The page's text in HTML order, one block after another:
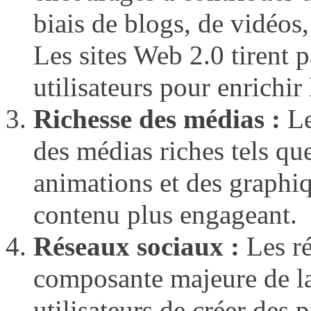
biais de blogs, de
Les sites Web 2.0 tirent
utilisateurs pour enrichir
Richesse des médias :
des médias riches tels
animations et des
contenu plus engageant.
Réseaux sociaux : Les
composante majeure de